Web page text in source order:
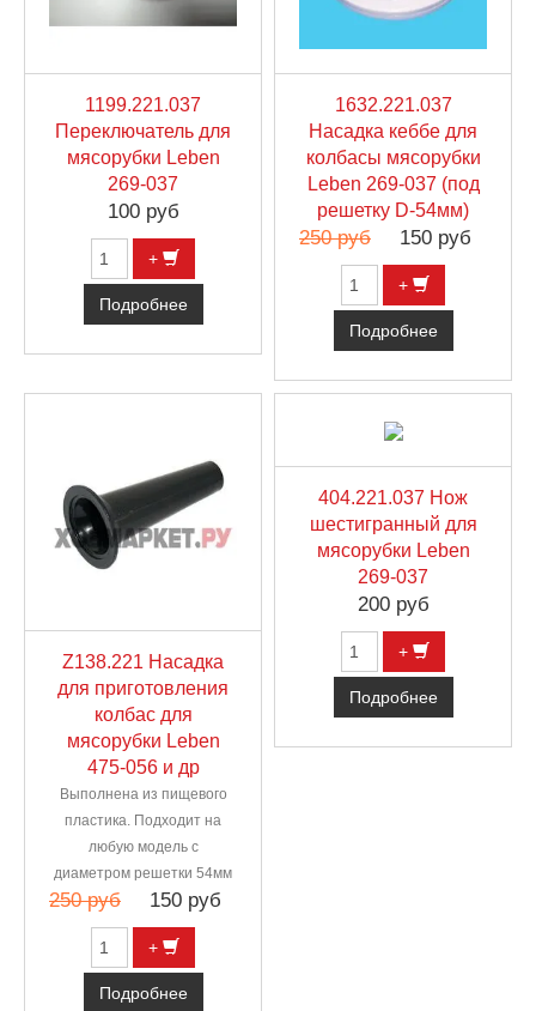
1199.221.037
Переключатель для
мясорубки Leben
269-037
100 руб
+
Подробнее
1632.221.037
Насадка кеббе для
колбасы мясорубки
Leben 269-037 (под
решетку D-54мм)
250 руб 150 руб
+
Подробнее
Z138.221 Насадка
для приготовления
колбас для
мясорубки Leben
475-056 и др
Выполнена из пищевого
пластика. Подходит на
любую модель с
диаметром решетки 54мм
250 руб 150 руб
+
Подробнее
404.221.037 Нож
шестигранный для
мясорубки Leben
269-037
200 руб
+
Подробнее